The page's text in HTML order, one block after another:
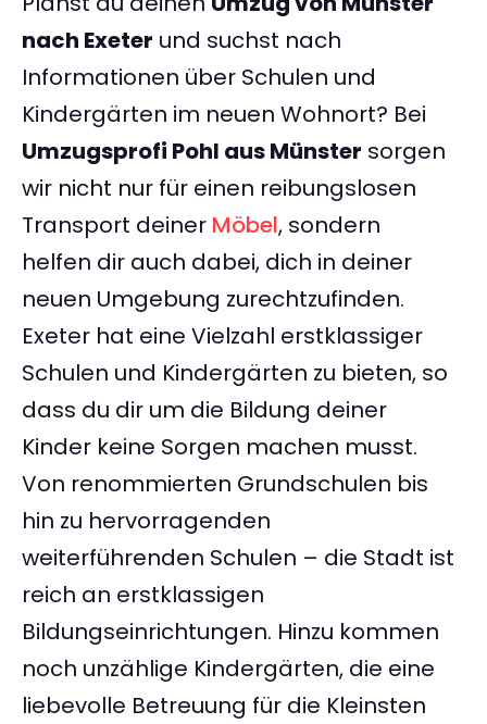
nach Exeter und suchst nach
Informationen über Schulen und
Kindergärten im neuen Wohnort? Bei
Umzugsprofi Pohl aus Münster sorgen
wir nicht nur für einen reibungslosen
Transport deiner Möbel, sondern
helfen dir auch dabei, dich in deiner
neuen Umgebung zurechtzufinden.
Exeter hat eine Vielzahl erstklassiger
Schulen und Kindergärten zu bieten, so
dass du dir um die Bildung deiner
Kinder keine Sorgen machen musst.
Von renommierten Grundschulen bis
hin zu hervorragenden
weiterführenden Schulen – die Stadt ist
reich an erstklassigen
Bildungseinrichtungen. Hinzu kommen
noch unzählige Kindergärten, die eine
liebevolle Betreuung für die Kleinsten